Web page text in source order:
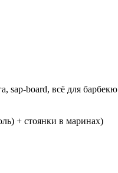
sap-board, всё для барбекю
+ стоянки в маринах)